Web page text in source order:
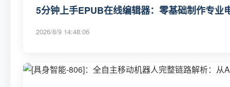
5分钟上手EPUB在线编辑器：零基础制作专业
2026/8/9 14:48:06